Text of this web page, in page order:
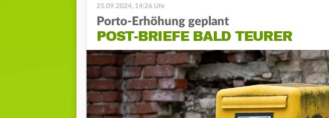
25.09.2024, 14:26 Uhr
Porto-Erhöhung geplant
POST-BRIEFE BALD TEURER